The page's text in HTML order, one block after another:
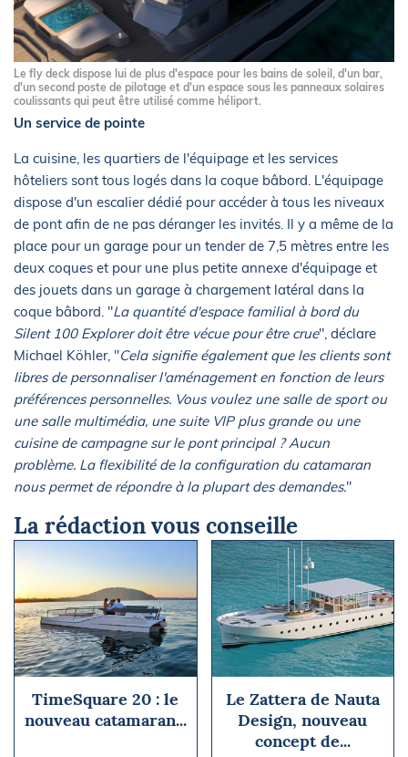
Le fly deck dispose lui de plus d'espace pour les bains de soleil, d'un bar,
d'un second poste de pilotage et d'un espace sous les panneaux solaires
coulissants qui peut être utilisé comme héliport.
Un service de pointe
La cuisine, les quartiers de l'équipage et les services
hôteliers sont tous logés dans la coque bâbord. L'équipage
dispose d'un escalier dédié pour accéder à tous les niveaux
de pont afin de ne pas déranger les invités. Il y a même de la
place pour un garage pour un tender de 7,5 mètres entre les
deux coques et pour une plus petite annexe d'équipage et
des jouets dans un garage à chargement latéral dans la
coque bâbord. "La quantité d'espace familial à bord du
Silent 100 Explorer doit être vécue pour être crue", déclare
Michael Köhler, "Cela signifie également que les clients sont
libres de personnaliser l'aménagement en fonction de leurs
préférences personnelles. Vous voulez une salle de sport ou
une salle multimédia, une suite VIP plus grande ou une
cuisine de campagne sur le pont principal ? Aucun
problème. La flexibilité de la configuration du catamaran
nous permet de répondre à la plupart des demandes."
La rédaction vous conseille
TimeSquare 20 : le
nouveau catamaran...
Le Zattera de Nauta
Design, nouveau
concept de...